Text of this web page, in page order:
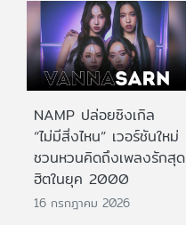
NAMP ปล่อยซิงเกิล
“ไม่มีสิ่งไหน” เวอร์ชันใหม่
ชวนหวนคิดถึงเพลงรักสุด
ฮิตในยุค 2000
16 กรกฎาคม 2026